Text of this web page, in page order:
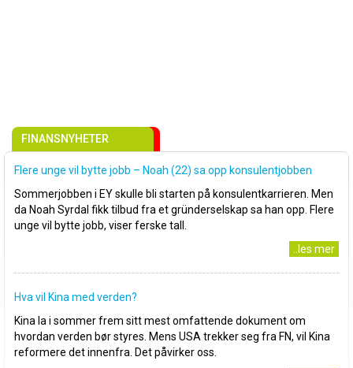
FINANSNYHETER
Flere unge vil bytte jobb – Noah (22) sa opp konsulentjobben
Sommerjobben i EY skulle bli starten på konsulentkarrieren. Men
da Noah Syrdal fikk tilbud fra et gründerselskap sa han opp. Flere
unge vil bytte jobb, viser ferske tall.
..les mer
Hva vil Kina med verden?
Kina la i sommer frem sitt mest omfattende dokument om
hvordan verden bør styres. Mens USA trekker seg fra FN, vil Kina
reformere det innenfra. Det påvirker oss.